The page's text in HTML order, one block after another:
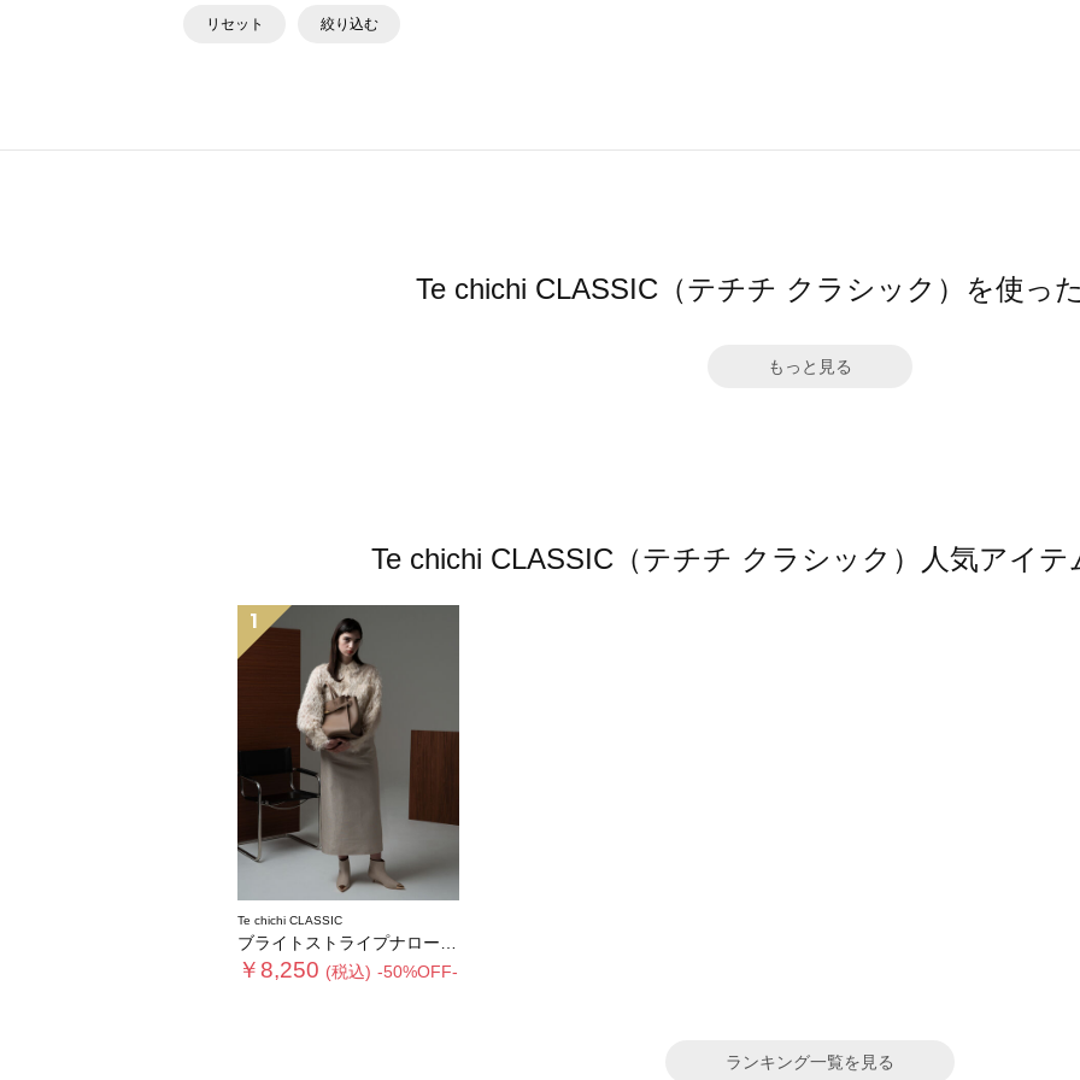
リセット 絞り込む
Te chichi CLASSIC（テチチ クラシック）を使っ
もっと見る
Te chichi CLASSIC（テチチ クラシック）人気アイ
1
Te chichi CLASSIC
ブライトストライプナロースカート《2025winter catalog item》
￥8,250 (税込) -50%OFF-
ランキング一覧を見る